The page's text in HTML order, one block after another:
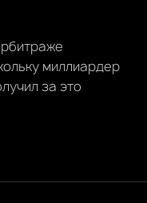
миллиардер
за это